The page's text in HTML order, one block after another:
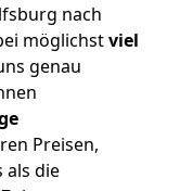
nach
möglichstviel
genau
Preisen,
als die